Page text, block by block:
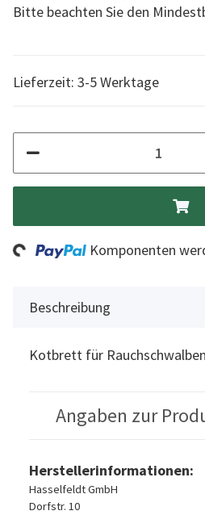
Bitte beachten Sie den
Lieferzeit: 3-5 Werktage
Komponenten
Beschreibung
Kotbrett für
Angaben zur
Herstellerinformationen:
Hasselfeldt GmbH
Dorfstr. 10